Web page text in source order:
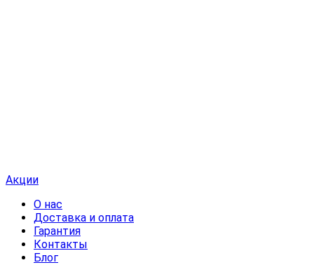
Акции
О нас
Доставка и оплата
Гарантия
Контакты
Блог